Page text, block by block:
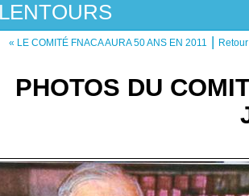
« LE COMITÉ FNACA AURA 50 ANS EN 2011 |
PHOTOS DU